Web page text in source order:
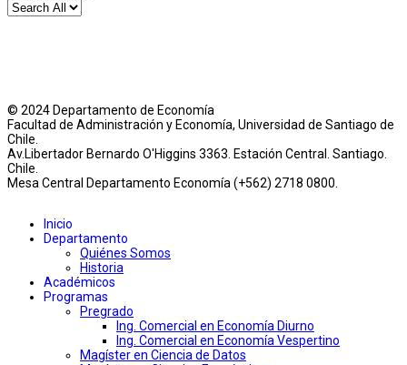
© 2024 Departamento de Economía
Facultad de Administración y Economía, Universidad de Santiago de
Chile.
Av.Libertador Bernardo O'Higgins 3363. Estación Central. Santiago.
Chile.
Mesa Central Departamento Economía (+562) 2718 0800.
Inicio
Departamento
Quiénes Somos
Historia
Académicos
Programas
Pregrado
Ing. Comercial en Economía Diurno
Ing. Comercial en Economía Vespertino
Magíster en Ciencia de Datos